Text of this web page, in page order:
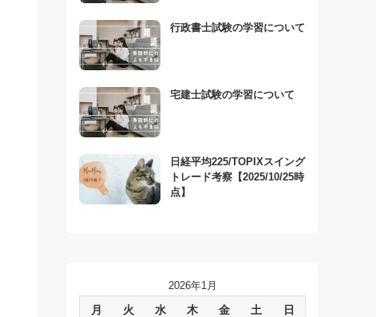
行政書士試験の学習について
宅建士試験の学習について
日経平均225/TOPIXスイング
トレード考察【2025/10/25時
点】
2026年1月
月 火 水 木 金 土 日